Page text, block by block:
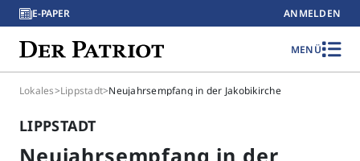
E-PAPER ANMELDEN
MENÜ
Lokales>Lippstadt>Neujahrsempfang in der Jakobikirche
LIPPSTADT
Neujahrsempfang in der